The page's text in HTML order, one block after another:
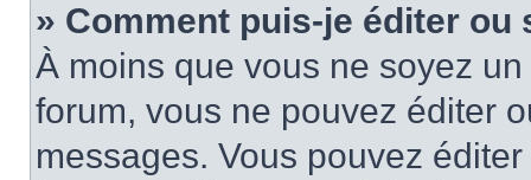
» Comment puis-je éditer
À moins que vous ne soyez
forum, vous ne pouvez éditer
messages. Vous pouvez